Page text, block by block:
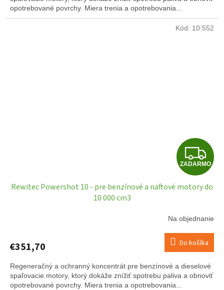
opotrebované povrchy. Miera trenia a opotrebovania...
Z
A
D
A
R
M
O
ZADARMO
Rewitec Powershot 10 - pre benzínové a naftové motory do
10 000 cm3
Na objednanie
€351,70 Do košíka
Regeneračný a ochranný koncentrát pre benzínové a dieselové
spaľovacie motory, ktorý dokáže znížiť spotrebu paliva a obnoviť
opotrebované povrchy. Miera trenia a opotrebovania...
Kód: 10.552